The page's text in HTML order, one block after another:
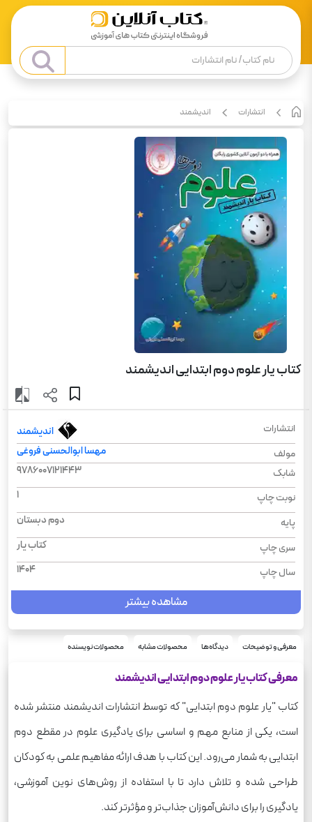
انتشارات اندیشمند
کتاب یار علوم دوم ابتدایی اندیشمند
انتشارات
اندیشمند
مولف
مهسا ابوالحسنی فروغی
شابک
9786007121443
نوبت چاپ
1
پایه
دوم دبستان
سری چاپ
کتاب یار
سال چاپ
1404
مشاهده بیشتر
معرفی و توضیحات دیدگاه‌ها محصولات مشابه محصولات نویسنده
معرفی کتاب یار علوم دوم ابتدایی اندیشمند
کتاب "یار علوم دوم ابتدایی" که توسط انتشارات اندیشمند منتشر شده
است، یکی از منابع مهم و اساسی برای یادگیری علوم در مقطع دوم
ابتدایی به شمار می‌رود. این کتاب با هدف ارائه مفاهیم علمی به کودکان
طراحی شده و تلاش دارد تا با استفاده از روش‌های نوین آموزشی،
یادگیری را برای دانش‌آموزان جذاب‌تر و مؤثرتر کند.